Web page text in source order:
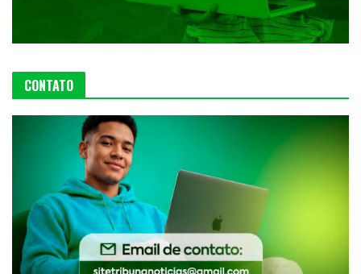
CONTATO